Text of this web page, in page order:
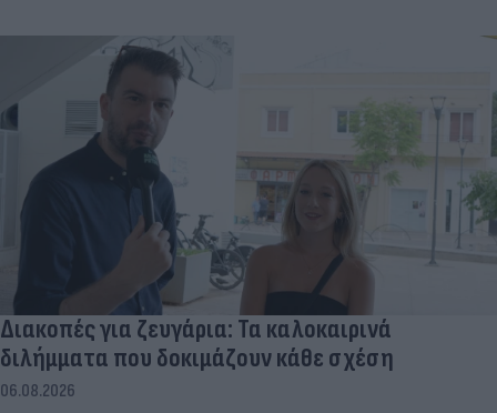
Διακοπές για ζευγάρια: Τα καλοκαιρινά
διλήμματα που δοκιμάζουν κάθε σχέση
06.08.2026